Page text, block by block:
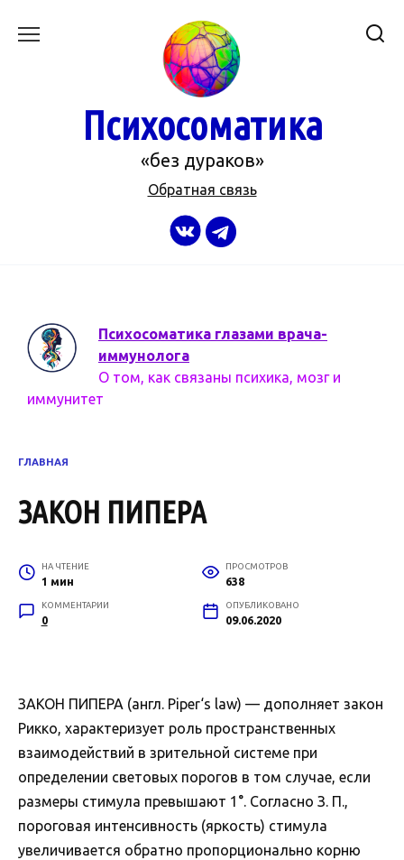
Психосоматика
«без дураков»
Обратная связь
Психосоматика глазами врача-
иммунолога
О том, как связаны психика, мозг и
иммунитет
ГЛАВНАЯ
ЗАКОН ПИПЕРА
НА ЧТЕНИЕ
1 мин
ПРОСМОТРОВ
638
КОММЕНТАРИИ
0
ОПУБЛИКОВАНО
09.06.2020
ЗАКОН ПИПЕРА (англ. Piper‘s law) — дополняет закон
Рикко, характеризует роль пространственных
взаимодействий в зрительной системе при
определении световых порогов в том случае, если
размеры стимула превышают 1°. Согласно З. П.,
пороговая интенсивность (яркость) стимула
увеличивается обратно пропорционально корню